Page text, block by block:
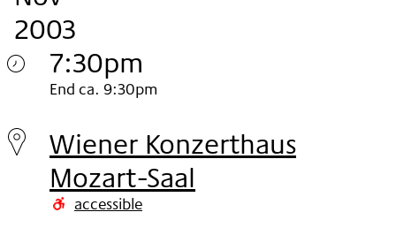
2003
7:30pm
Tuesday
25.
Nov
2003
End ca. 9:30pm
Wiener Konzerthaus
Mozart-Saal
accessible